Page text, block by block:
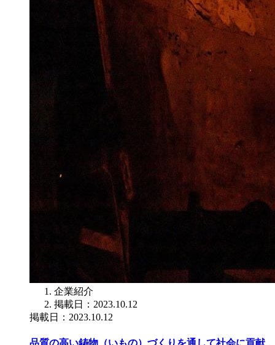
企業紹介
掲載日：2023.10.12
掲載日：2023.10.12